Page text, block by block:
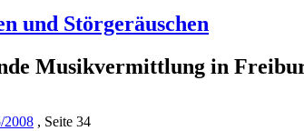
und Störgeräuschen
Musikvermittlung in
2008 , Seite 34